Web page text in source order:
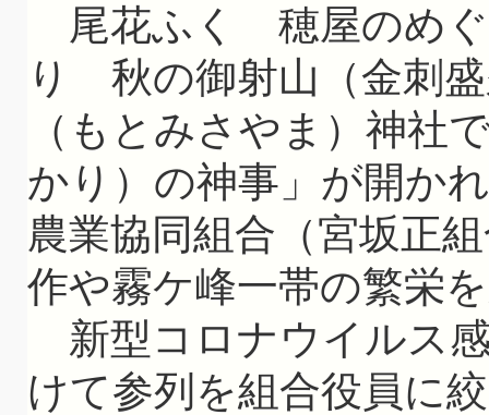
尾花ふく 穂屋のめ
り 秋の御射山（金刺
（もとみさやま）神社
かり）の神事」が開か
農業協同組合（宮坂正
作や霧ケ峰一帯の繁栄
新型コロナウイルス
けて参列を組合役員に